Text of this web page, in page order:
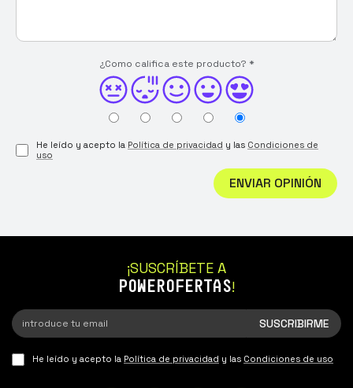
¿Como califica este producto? *
He leído y acepto la Política de privacidad y las Condiciones de
uso
ENVIAR OPINIÓN
¡SUSCRÍBETE A
POWEROFERTAS!
He leído y acepto la Política de privacidad y las Condiciones de uso